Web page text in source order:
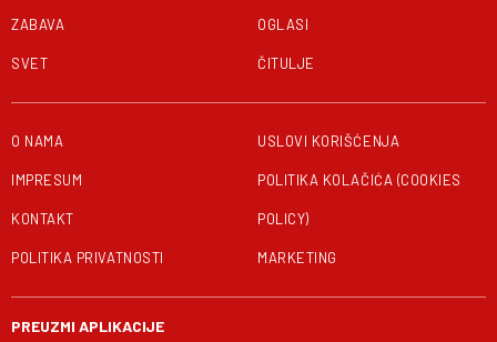
ZABAVA
SVET
OGLASI
ČITULJE
O NAMA
IMPRESUM
KONTAKT
POLITIKA PRIVATNOSTI
USLOVI KORIŠĆENJA
POLITIKA KOLAČIĆA (COOKIES
POLICY)
MARKETING
PREUZMI APLIKACIJE